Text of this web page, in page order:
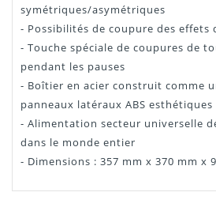
symétriques/asymétriques
- Possibilités de coupure des effets
- Touche spéciale de coupures de
pendant les pauses
- Boîtier en acier construit comme
panneaux latéraux ABS esthétiques
- Alimentation secteur universelle
dans le monde entier
- Dimensions : 357 mm x 370 mm x